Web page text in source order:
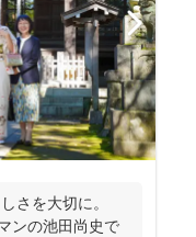
さを大切に。
の池田尚史で